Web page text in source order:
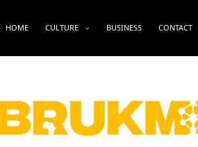
HOME CULTURE BUSINESS CONTACT